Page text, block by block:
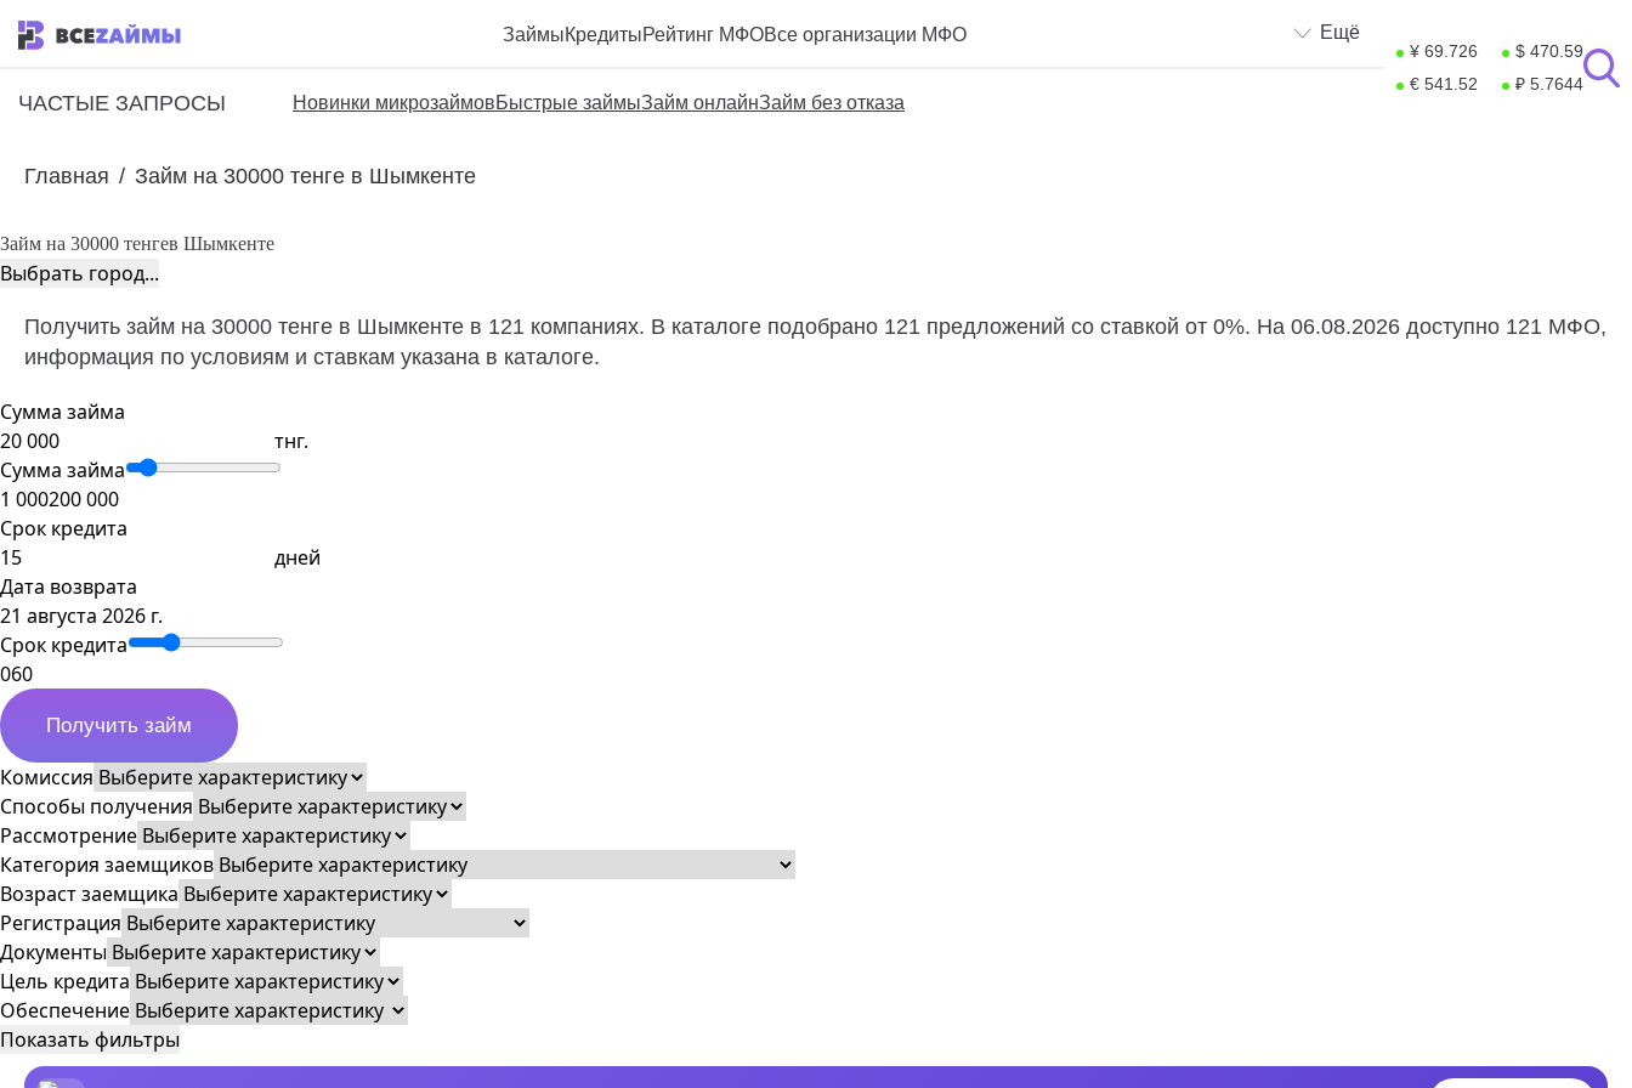
ЗаймыКредитыРейтинг МФОВсе организации МФО Ещё
ЧАСТЫЕ ЗАПРОСЫ Новинки микрозаймовБыстрые займыЗайм онлайнЗайм без отказа
¥ 69.726
$ 470.59
€ 541.52
₽ 5.7644
Главная / Займ на 30000 тенге в Шымкенте
Займ на 30000 тенгев Шымкенте
Выбрать город...
Получить займ на 30000 тенге в Шымкенте в 121 компаниях. В каталоге подобрано 121 предложений со ставкой от 0%. На 06.08.2026 доступно 121 МФО,
информация по условиям и ставкам указана в каталоге.
Сумма займа
тнг.
Сумма займа
1 000200 000
Срок кредита
дней
Дата возврата
21 августа 2026 г.
Срок кредита
060
Получить займ
Комиссия
Способы получения
Рассмотрение
Категория заемщиков
Возраст заемщика
Регистрация
Документы
Цель кредита
Обеспечение
Показать фильтры